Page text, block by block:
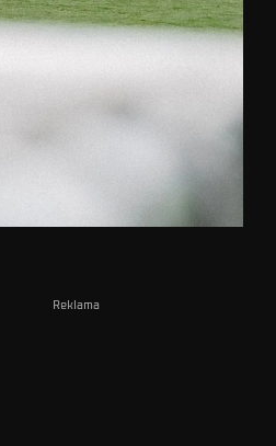
Reklama